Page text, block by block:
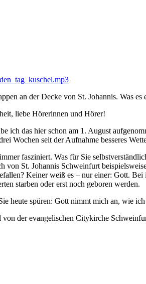
liebe Hörerinnen und Hörer!
ich das hier schon am 1. August
Wochen seit der Aufnahme besseres
fasziniert. Was für Sie
von St. Johannis Schweinfurt
Keiner weiß es – nur einer: Gott.
starben oder erst noch geboren werden.
heute spüren: Gott nimmt mich an, wie
der evangelischen Citykirche